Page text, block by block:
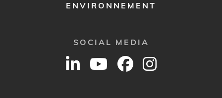
ENVIRONNEMENT
SOCIAL MEDIA